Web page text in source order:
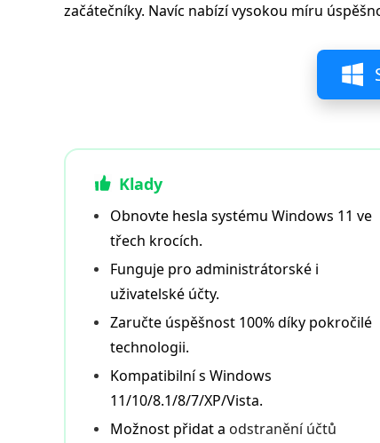
začátečníky. Navíc nabízí vysokou míru
Klady
Obnovte hesla systému Windows 11 ve
třech krocích.
Funguje pro administrátorské i
uživatelské účty.
Zaručte úspěšnost 100% díky pokročilé
technologii.
Kompatibilní s Windows
11/10/8.1/8/7/XP/Vista.
Možnost přidat a odstranění účtů